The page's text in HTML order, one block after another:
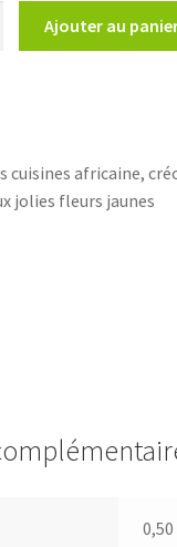
Ajouter au
cuisines africaine,
jolies fleurs jaunes